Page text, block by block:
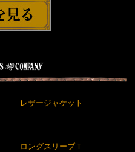
レザージャケット
ロングスリーブＴ